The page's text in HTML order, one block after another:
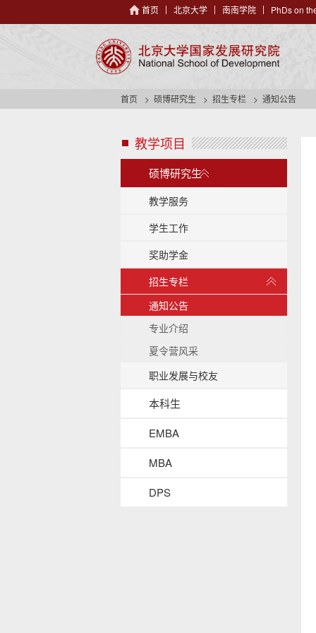
首页 北京大学 南南学院 PhDs on
首页 硕博研究生 招生专栏 通知公告
教学项目 s
i
d
e
a
e
r
c
k
g
硕博研究生
开
教学服务
学生工作
奖助学金
招生专栏
展
收
通知公告
专业介绍
夏令营风采
职业发展与校友
本科生
EMBA
MBA
DPS